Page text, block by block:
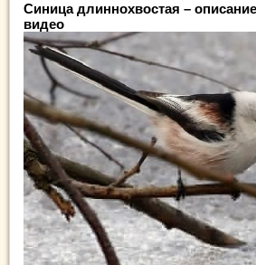
Синица длиннохвостая –
видео